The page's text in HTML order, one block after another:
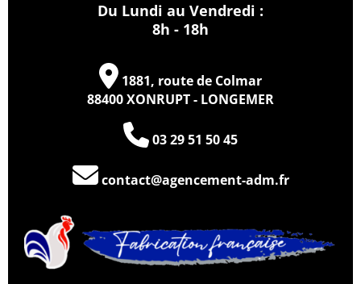
Du Lundi au Vendredi :
8h - 18h
1881, route de Colmar
88400 XONRUPT - LONGEMER
03 29 51 50 45
contact@agencement-adm.fr